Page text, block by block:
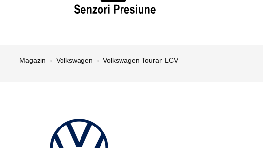
Magazin › Volkswagen › Volkswagen Touran LCV